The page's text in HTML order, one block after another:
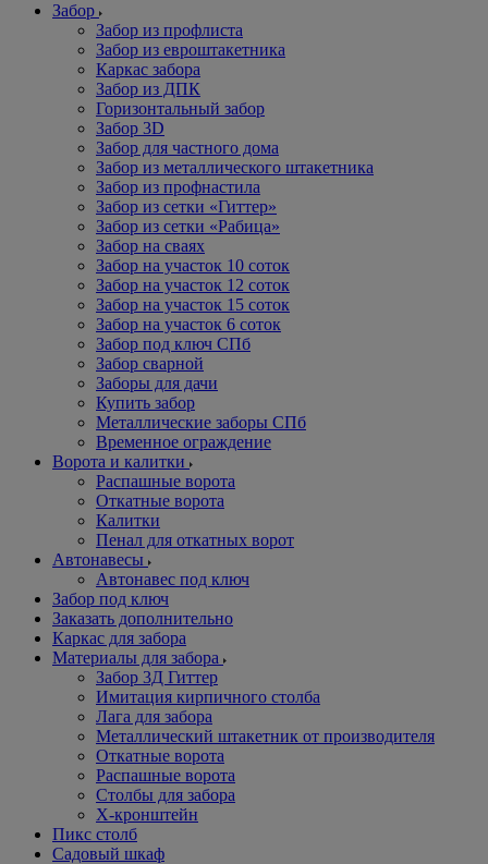
Забор
Забор из профлиста
Забор из евроштакетника
Каркас забора
Забор из ДПК
Горизонтальный забор
Забор 3D
Забор для частного дома
Забор из металлического штакетника
Забор из профнастила
Забор из сетки «Гиттер»
Забор из сетки «Рабица»
Забор на сваях
Забор на участок 10 соток
Забор на участок 12 соток
Забор на участок 15 соток
Забор на участок 6 соток
Забор под ключ СПб
Забор сварной
Заборы для дачи
Купить забор
Металлические заборы СПб
Временное ограждение
Ворота и калитки
Распашные ворота
Откатные ворота
Калитки
Пенал для откатных ворот
Автонавесы
Автонавес под ключ
Забор под ключ
Заказать дополнительно
Каркас для забора
Материалы для забора
Забор 3Д Гиттер
Имитация кирпичного столба
Лага для забора
Металлический штакетник от производителя
Откатные ворота
Распашные ворота
Столбы для забора
Х-кронштейн
Пикс столб
Садовый шкаф